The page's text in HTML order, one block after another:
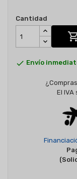
Cantidad
 Envío
El